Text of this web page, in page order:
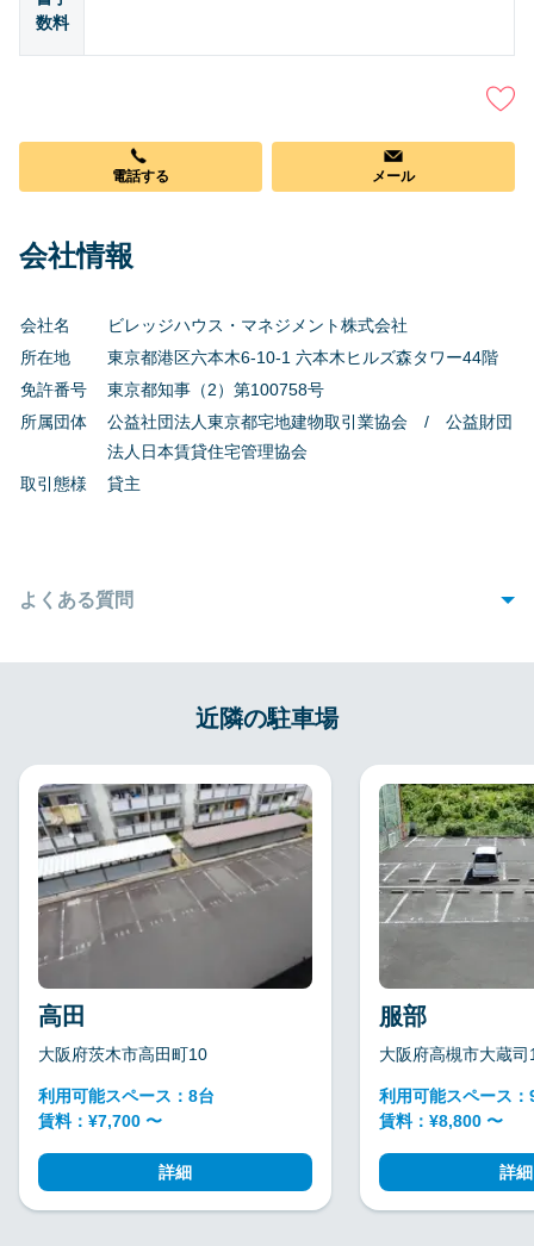
数料
電話する メール
会社情報
会社名
ビレッジハウス・マネジメント株式会社
所在地
東京都港区六本木6-10-1 六本木ヒルズ森タワー44階
免許番号
東京都知事（2）第100758号
所属団体
公益社団法人東京都宅地建物取引業協会 / 公益財団
法人日本賃貸住宅管理協会
取引態様
貸主
よくある質問
Q
契約する駐車場によって異なりますが、以下の書類が必要となりま
す： 運転免許証 ・駐車車両の車検証 ・自動車保険証券 ・（法人契
近隣の駐車場
高田
大阪府茨木市高田町10
利用可能スペース：8台
賃料：¥7,700 〜
詳細
服部
大阪府高槻市大蔵
利用可能スペース：
賃料：¥8,800 〜
詳細